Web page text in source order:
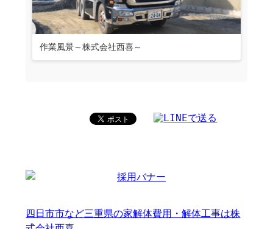
作業風景～株式会社西喜～
四日市市など三重県の家解体費用・解体工事は株